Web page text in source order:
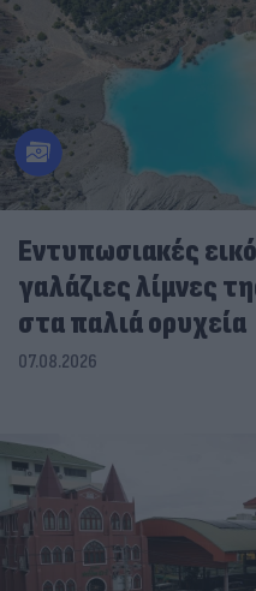
Εντυπωσιακές
γαλάζιες λίμνες
στα παλιά ορυχεία
07.08.2026